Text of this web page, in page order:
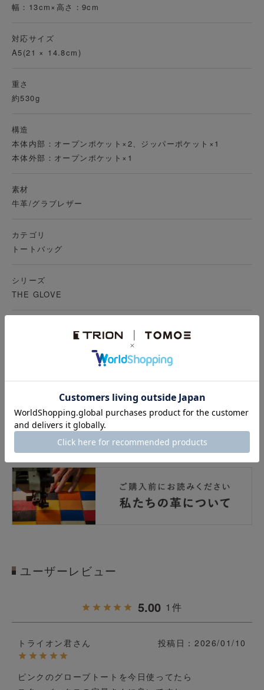
幅：13cm×高さ：9cm
対応サイズ
A5(21 × 14.8cm)
重さ
約530g
構造
本体内部：オープンポケット×2、ジッパーポケット×1
本体外部：オープンポケット×1
素材
牛革/グラブレザー
カテゴリ
トートバッグ
シリーズ
THE GLOVE
ユーザーレビュー
5.00 1
トライオン君 投稿日 2026/01/10
ピンクのグローブトートを今日使ってたら